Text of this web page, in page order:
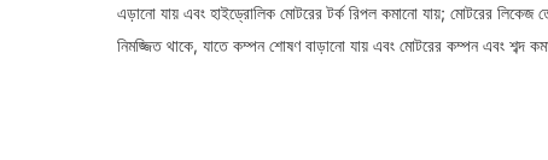
এড়ানো যায় এবং হাইড্রোলিক মোটরের টর্ক রিপল কমানো যায়; মোটরের লিকেজ
নিমজ্জিত থাকে, যাতে কম্পন শোষণ বাড়ানো যায় এবং মোটরের কম্পন এবং শব্দ